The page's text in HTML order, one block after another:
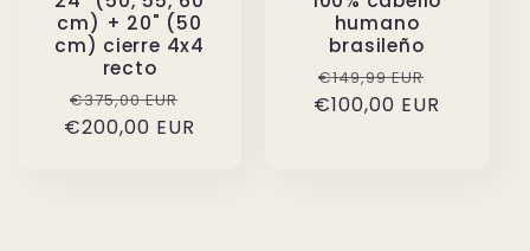
cm) + 20" (50
cm) cierre 4x4
recto
Precio
habitual
€375,00 EUR
de
€200,00 EUR
humano
brasileño
Precio
habitual
€149,99 EUR
de
€100,00 EUR